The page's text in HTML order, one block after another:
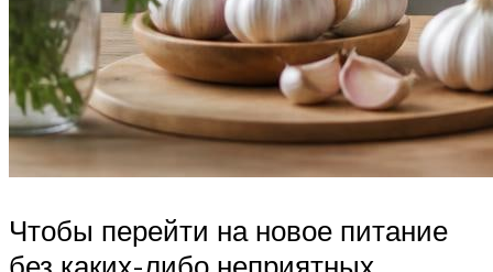
Чтобы перейти на новое питание